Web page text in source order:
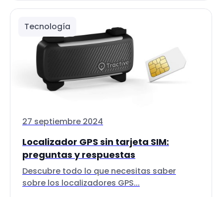
Tecnología
27 septiembre 2024
Localizador GPS sin tarjeta SIM:
preguntas y respuestas
Descubre todo lo que necesitas saber
sobre los localizadores GPS...